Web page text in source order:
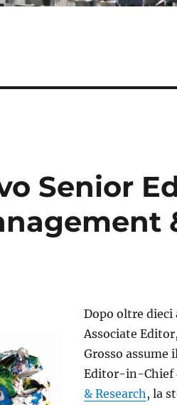
Senior
Dopo oltre dieci
Associate
Grosso assume
Editor-in-
& Research, la